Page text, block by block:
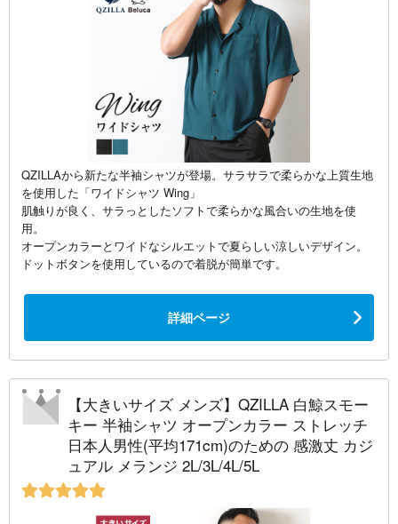
QZILLAから新たな半袖シャツが登場。サラサラで柔らかな上質生地
を使用した「ワイドシャツ Wing」
肌触りが良く、サラっとしたソフトで柔らかな風合いの生地を使
用。
オープンカラーとワイドなシルエットで夏らしい涼しいデザイン。
ドットボタンを使用しているので着脱が簡単です。
詳細ページ
【大きいサイズ メンズ】QZILLA 白鯨スモー
キー 半袖シャツ オープンカラー ストレッチ
日本人男性(平均171cm)のための 感激丈 カジ
ュアル メランジ 2L/3L/4L/5L